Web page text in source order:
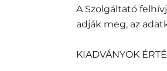
A Szolgáltató
adják meg, az
KIADVÁNYOK